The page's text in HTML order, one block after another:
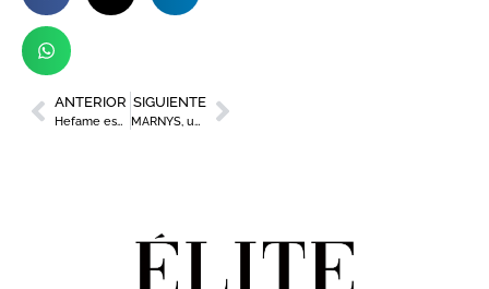
ANTERIOR
Hefame espera convertirse en ‘agente digitalizador’ para ayudar a las farmacias a impulsar su transformación
SIGUIENTE
MARNYS, una apuesta imparable por la sostenibilidad y la protección medioambiental